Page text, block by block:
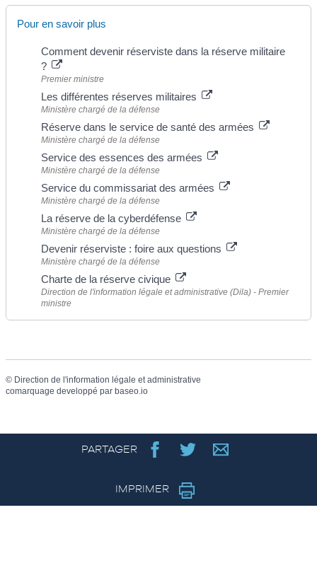
Pour en savoir plus
Comment devenir réserviste dans la réserve militaire
?
Premier ministre
Les différentes réserves militaires
Ministère chargé de la défense
Réserve dans le service de santé des armées
Ministère chargé de la défense
Service des essences des armées
Ministère chargé de la défense
Service du commissariat des armées
Ministère chargé de la défense
La réserve de la cyberdéfense
Ministère chargé de la défense
Devenir réserviste : foire aux questions
Ministère chargé de la défense
Charte de la réserve civique
Direction de l'information légale et administrative (Dila) - Premier
ministre
© Direction de l'information légale et administrative
comarquage developpé par baseo.io
PARTAGER
IMPRIMER